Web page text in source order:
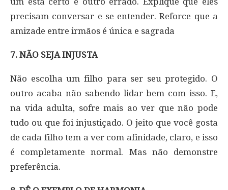
precisam conversar e se entender. Reforce que a
amizade entre irmãos é única e sagrada
7. NÃO SEJA INJUSTA
Não escolha um filho para ser seu protegido. O
outro acaba não sabendo lidar bem com isso. E,
na vida adulta, sofre mais ao ver que não pode
tudo ou que foi injustiçado. O jeito que você gosta
de cada filho tem a ver com afinidade, claro, e isso
é completamente normal. Mas não demonstre
preferência.